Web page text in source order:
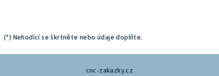
(*) Nehodící se škrtněte nebo údaje doplňte.
cnc-zakazky.cz